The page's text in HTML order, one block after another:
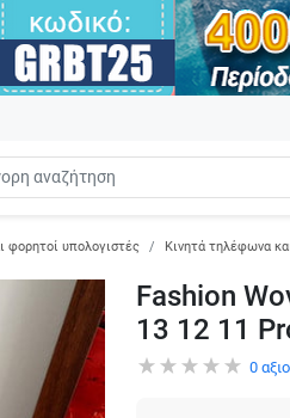
φορητοί υπολογιστές Κινητά τηλέφωνα
Fashion
13 12 11
0